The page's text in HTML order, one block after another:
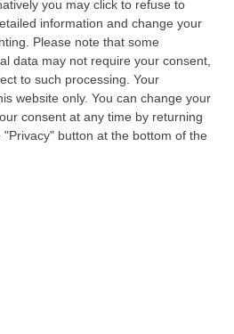
you may click to refuse to
information and change your
Please note that some
data may not require your consent,
to such processing. Your
website only. You can change your
consent at any time by returning
button at the bottom of the
diSan Luca in
sciolta lo scorso anno a
della procura
affidamenti da parte
di gara, di alcuni spazi